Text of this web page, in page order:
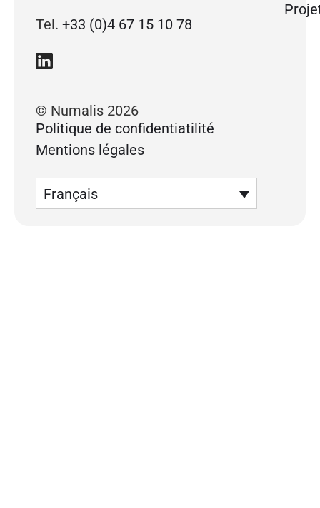
Tel. +33 (0)4 67 15 10 78
© Numalis 2026
Politique de confidentiatilité
Mentions légales
Français